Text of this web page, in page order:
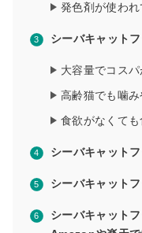
発色剤が使われ
シーバキャット
大容量でコス
高齢猫でも噛
食欲がなくて
シーバキャット
シーバキャット
シーバキャット